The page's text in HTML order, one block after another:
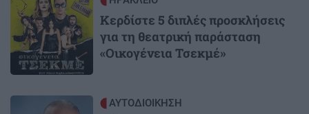
Κερδίστε 5 διπλές προσκλήσεις
για τη θεατρική παράσταση
«Οικογένεια Τσεκμέ»
ΑΥΤΟΔΙΟΙΚΗΣΗ